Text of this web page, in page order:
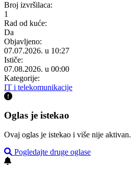
Broj izvršilaca:
1
Rad od kuće:
Da
Objavljeno:
07.07.2026. u 10:27
Ističe:
07.08.2026. u 00:00
Kategorije:
IT i telekomunikacije
Oglas je istekao
Ovaj oglas je istekao i više nije aktivan.
Pogledajte druge oglase